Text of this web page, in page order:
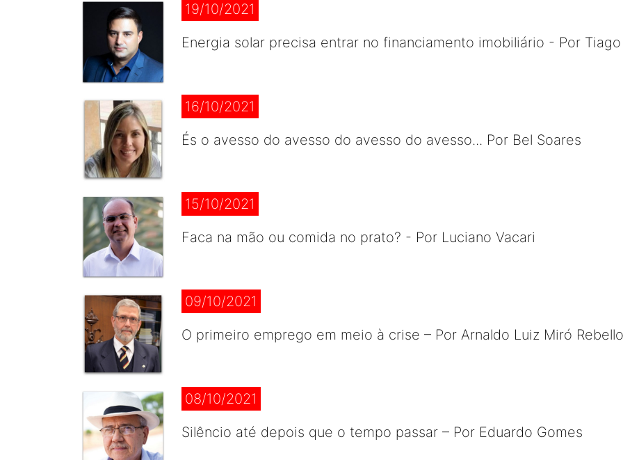
19/10/2021
Energia solar precisa entrar no financiamento imobiliário - Por Tiago
16/10/2021
És o avesso do avesso do avesso do avesso... Por Bel Soares
15/10/2021
Faca na mão ou comida no prato? - Por Luciano Vacari
09/10/2021
O primeiro emprego em meio à crise – Por Arnaldo Luiz Miró Rebello
08/10/2021
Silêncio até depois que o tempo passar – Por Eduardo Gomes